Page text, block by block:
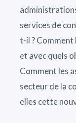
services de
t-il ?
et avec quels
Comment les
secteur de la
elles cette